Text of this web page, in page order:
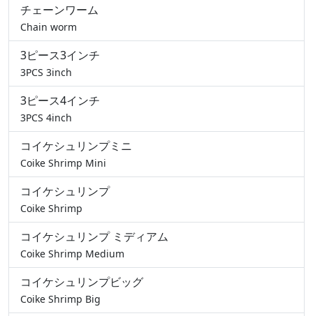
チェーンワーム
Chain worm
3ピース3インチ
3PCS 3inch
3ピース4インチ
3PCS 4inch
コイケシュリンプミニ
Coike Shrimp Mini
コイケシュリンプ
Coike Shrimp
コイケシュリンプ ミディアム
Coike Shrimp Medium
コイケシュリンプビッグ
Coike Shrimp Big